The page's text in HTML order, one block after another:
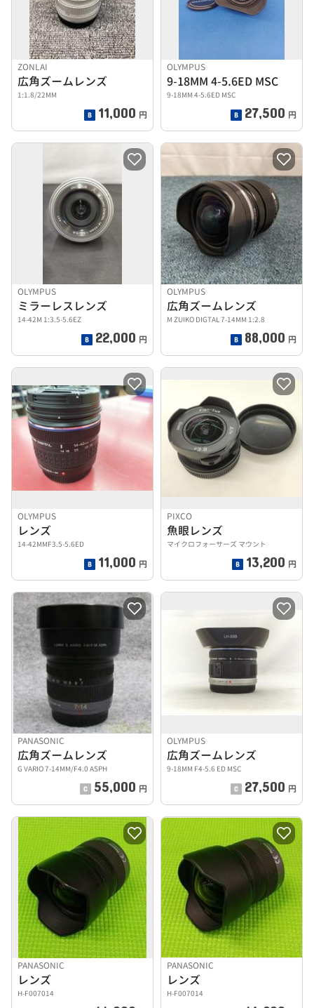
ZONLAI
広角ズームレンズ
1:1.8/22MM
11,000 円
OLYMPUS
9-18MM 4-5.6ED MSC
9-18MM 4-5.6ED MSC
27,500 円
OLYMPUS
ミラーレスレンズ
14-42M 1:3.5-5.6EZ
22,000 円
OLYMPUS
広角ズームレンズ
M ZUIKO DIGTAL 7-14MM 1:2.8
88,000 円
OLYMPUS
レンズ
14-42MMF3.5-5.6ED
11,000 円
PIXCO
魚眼レンズ
マイクロフォーサーズ マウント
13,200 円
PANASONIC
広角ズームレンズ
G VARIO 7-14MM/F4.0 ASPH
55,000 円
OLYMPUS
広角ズームレンズ
9-18MM F4-5.6 ED MSC
27,500 円
PANASONIC
レンズ
H-F007014
PANASONIC
レンズ
H-F007014